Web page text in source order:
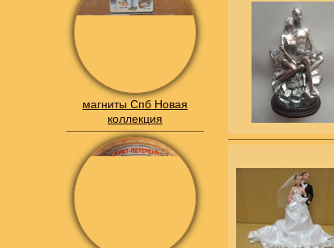
магниты Спб Новая
коллекция